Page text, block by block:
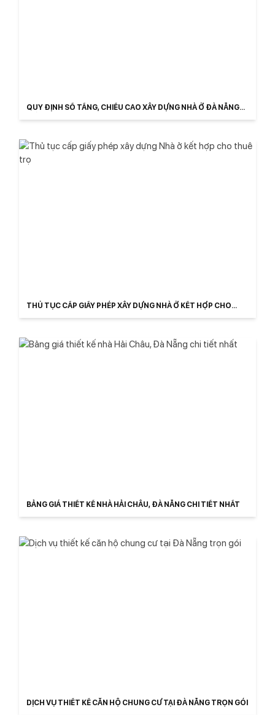
QUY ĐỊNH SỐ TẦNG, CHIỀU CAO XÂY DỰNG NHÀ Ở ĐÀ NẴNG
THỦ TỤC CẤP GIẤY PHÉP XÂY DỰNG NHÀ Ở KẾT HỢP CHO
BẢNG GIÁ THIẾT KẾ NHÀ HẢI CHÂU, ĐÀ NẴNG CHI TIẾT NHẤT
DỊCH VỤ THIẾT KẾ CĂN HỘ CHUNG CƯ TẠI ĐÀ NẴNG TRỌN GÓI